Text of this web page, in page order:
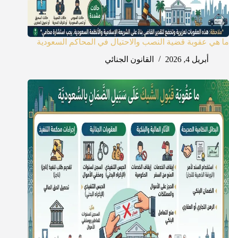
ما هي عقوبة قضية النصب والاحتيال في المحاكم السعودية
أبريل 4, 2026
القانون الجنائي